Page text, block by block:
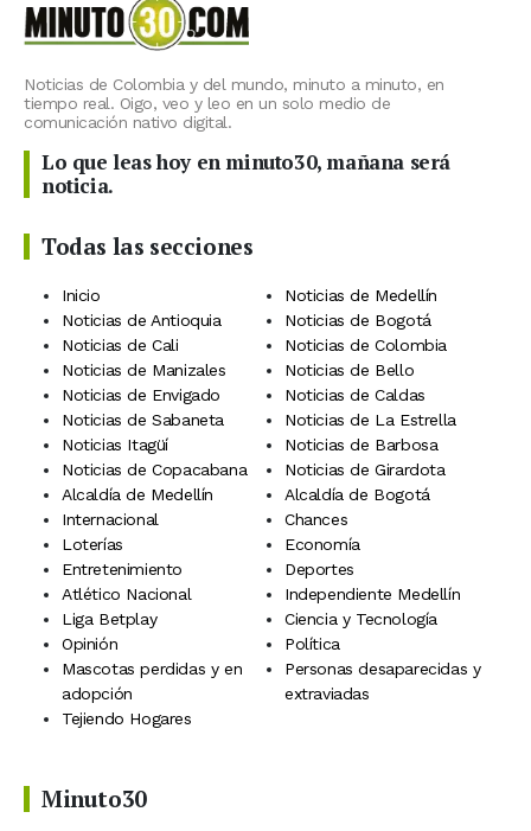
Noticias de Colombia y del mundo, minuto a minuto, en
tiempo real. Oigo, veo y leo en un solo medio de
comunicación nativo digital.
Lo que leas hoy en minuto30, mañana será
noticia.
Todas las secciones
Inicio
Noticias de Medellín
Noticias de Antioquia
Noticias de Bogotá
Noticias de Cali
Noticias de Colombia
Noticias de Manizales
Noticias de Bello
Noticias de Envigado
Noticias de Caldas
Noticias de Sabaneta
Noticias de La Estrella
Noticias Itagüí
Noticias de Barbosa
Noticias de Copacabana
Noticias de Girardota
Alcaldía de Medellín
Alcaldía de Bogotá
Internacional
Chances
Loterías
Economía
Entretenimiento
Deportes
Atlético Nacional
Independiente Medellín
Liga Betplay
Ciencia y Tecnología
Opinión
Política
Mascotas perdidas y en
adopción
Personas desaparecidas y
extraviadas
Tejiendo Hogares
Minuto30